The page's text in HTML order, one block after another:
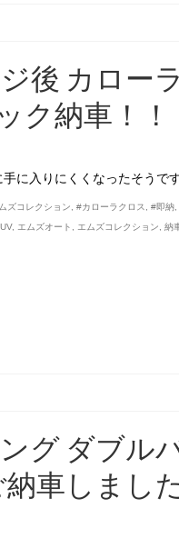
後 カロー
ク納車！！
手に入りにくくなったそう
ズコレクション ,#カローラクロス ,#即納
, エムズオート エムズコレクション ,納
グ ダブル
車しまし